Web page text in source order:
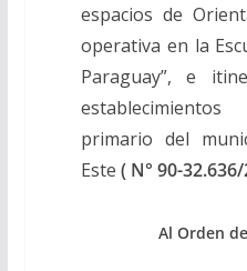
espacios de
operativa en la
Paraguay”, e
primario del
Este ( N° 90-
Al Orden